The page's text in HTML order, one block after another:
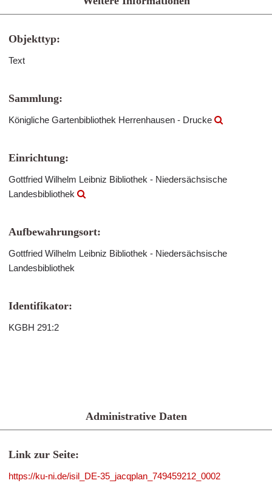
Objekttyp:
Text
Sammlung:
Königliche Gartenbibliothek Herrenhausen - Drucke
Einrichtung:
Gottfried Wilhelm Leibniz Bibliothek - Niedersächsische
Landesbibliothek
Aufbewahrungsort:
Gottfried Wilhelm Leibniz Bibliothek - Niedersächsische
Landesbibliothek
Identifikator:
KGBH 291:2
Administrative Daten
Link zur Seite:
https://ku-ni.de/isil_DE-35_jacqplan_749459212_0002